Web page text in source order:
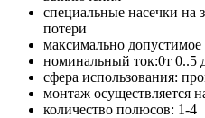
специальные насечки
потери
максимально
номинальный ток:0т 0..5
сфера использования:
монтаж осуществляется
количество полюсов: 1-4